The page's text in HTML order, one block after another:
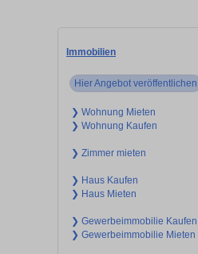
Immobilien
Hier Angebot veröffentlichen
❯ Wohnung Mieten
❯ Wohnung Kaufen
❯ Zimmer mieten
❯ Haus Kaufen
❯ Haus Mieten
❯ Gewerbeimmobilie Kaufen
❯ Gewerbeimmobilie Mieten